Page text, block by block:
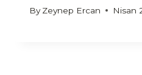
By Zeynep Ercan Nisan